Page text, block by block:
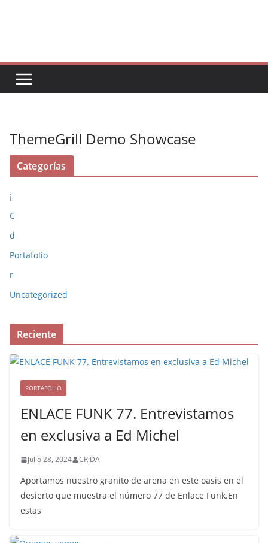
ThemeGrill Demo Showcase
Categorías
¡
C
d
Portafolio
r
Uncategorized
Reciente
PORTAFOLIO
ENLACE FUNK 77. Entrevistamos
en exclusiva a Ed Michel
julio 28, 2024 CR¡DA
Aportamos nuestro granito de arena en este oasis en el
desierto que muestra el número 77 de Enlace Funk.En
estas